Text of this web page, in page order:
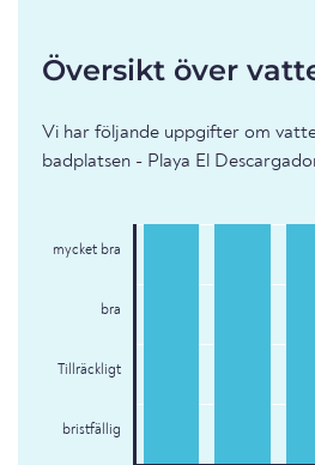
Översikt över
Vi har följande uppgifter om
badplatsen - Playa El
mycket bra
bra
Tillräckligt
bristfällig